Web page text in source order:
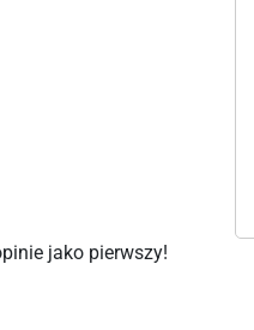
jako pierwszy!